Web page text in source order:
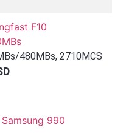
480MBs, 2710MCS